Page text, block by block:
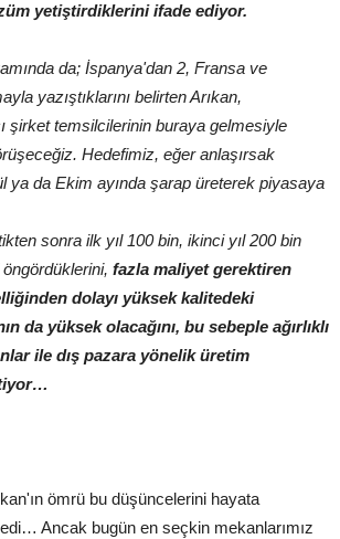
yetiştirdiklerini ifade ediyor.
da; İspanya'dan 2, Fransa ve
yazıştıklarını belirten Arıkan,
şirket temsilcilerinin buraya gelmesiyle
Hedefimiz, eğer anlaşırsak
ya da Ekim ayında şarap üreterek piyasaya
sonra ilk yıl 100 bin, ikinci yıl 200 bin
fazla maliyet gerektiren
dolayı yüksek kalitedeki
da yüksek olacağını, bu sebeple ağırlıklı
ile dış pazara yönelik üretim
ömrü bu düşüncelerini hayata
Ancak bugün en seçkin mekanlarımız